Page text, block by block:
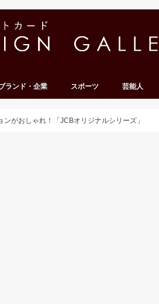
ランド・企業 スポーツ 芸能人
ンがおしゃれ！「JCBオリジナルシリーズ」